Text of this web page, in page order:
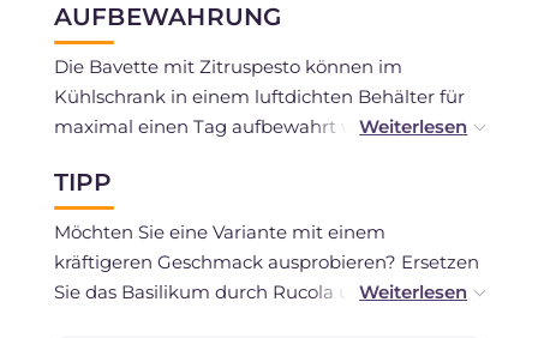
AUFBEWAHRUNG
Die Bavette mit Zitruspesto können im
Kühlschrank in einem luftdichten Behälter für
maximal einen Tag aufbewahrt werden. Das
Das Zitruspesto kann in einem Glas, mit
Olivenöl bedeckt, im Kühlschrank für maximal
3-4 Tage aufbewahrt werden.
TIPP
Möchten Sie eine Variante mit einem
kräftigeren Geschmack ausprobieren? Ersetzen
Sie das Basilikum durch Rucola und die